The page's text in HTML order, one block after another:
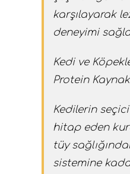
karşılayarak
deneyimi
Kedi ve
Protein
Kedilerin
hitap eden
tüy
sistemine